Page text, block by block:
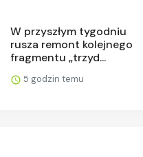
W przyszłym tygodniu
rusza remont kolejnego
fragmentu „trzyd...
5 godzin temu